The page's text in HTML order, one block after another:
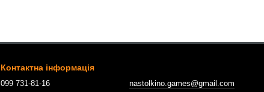
Контактна інформація
099 731-81-16
nastolkino.games@gmail.com